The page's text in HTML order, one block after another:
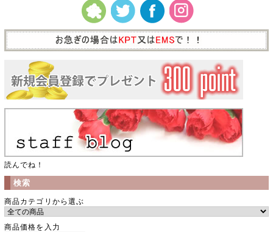
読んでね！
検索
商品カテゴリから選ぶ
商品価格を入力